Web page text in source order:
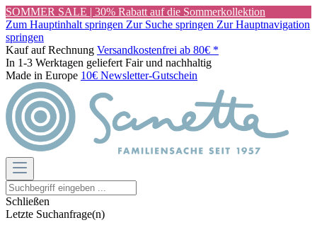
SOMMER SALE | 30% Rabatt auf die Sommerkollektion
Zum Hauptinhalt springen Zur Suche springen Zur Hauptnavigation
springen
Kauf auf Rechnung Versandkostenfrei ab 80€ *
In 1-3 Werktagen geliefert Fair und nachhaltig
Made in Europe 10€ Newsletter-Gutschein
Schließen
Letzte Suchanfrage(n)